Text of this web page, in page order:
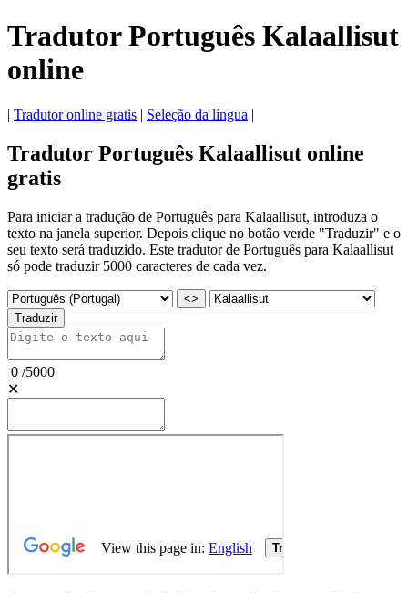
Tradutor Português Kalaallisut
online
| Tradutor online gratis | Seleção da língua |
Tradutor Português Kalaallisut online
gratis
Para iniciar a tradução de Português para Kalaallisut, introduza o
texto na janela superior. Depois clique no botão verde "Traduzir" e o
seu texto será traduzido. Este tradutor de Português para Kalaallisut
só pode traduzir 5000 caracteres de cada vez.
<>
Traduzir
0 /5000
✕